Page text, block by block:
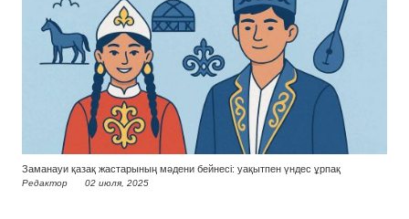
Заманауи қазақ жастарының мәдени бейнесі: уақытпен үндес ұрпақ
Редактор 02 июля, 2025